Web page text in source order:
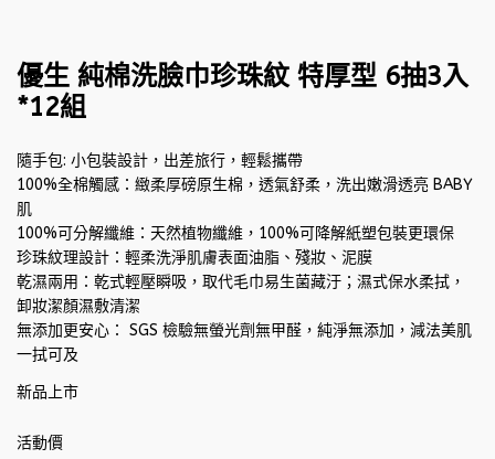
優生 純棉洗臉巾珍珠紋 特厚型 6抽3入
*12組
隨手包: 小包裝設計，出差旅行，輕鬆攜帶
100%全棉觸感：緻柔厚磅原生棉，透氣舒柔，洗出嫩滑透亮 BABY
肌
100%可分解纖維：天然植物纖維，100%可降解紙塑包裝更環保
珍珠紋理設計：輕柔洗淨肌膚表面油脂、殘妝、泥膜
乾濕兩用：乾式輕壓瞬吸，取代毛巾易生菌藏汙；濕式保水柔拭，
卸妝潔顏濕敷清潔
無添加更安心： SGS 檢驗無螢光劑無甲醛，純淨無添加，減法美肌
一拭可及
新品上市
活動價